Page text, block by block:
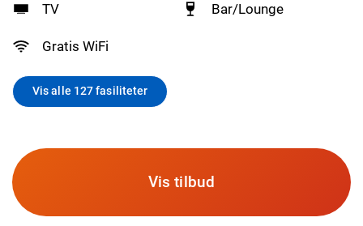
TV Bar/Lounge
Gratis WiFi
Vis alle 127 fasiliteter
Vis tilbud